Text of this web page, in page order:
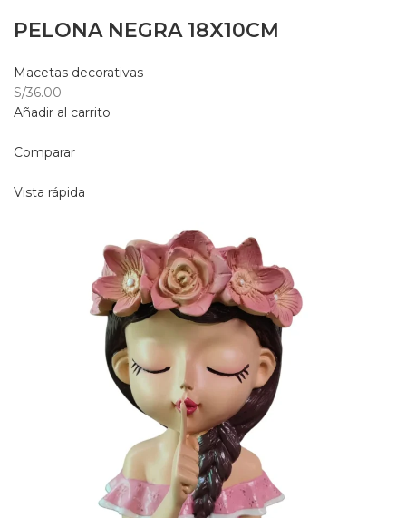
PELONA NEGRA 18X10CM
Macetas decorativas
S/36.00
Añadir al carrito
Comparar
Vista rápida